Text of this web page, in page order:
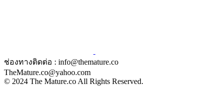
ช่องทางติดต่อ : info@themature.co
TheMature.co@yahoo.com
© 2024 The Mature.co All Rights Reserved.